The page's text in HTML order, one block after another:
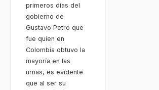
primeros días del
gobierno de
Gustavo Petro que
fue quien en
Colombia obtuvo la
mayoría en las
urnas, es evidente
que al ser su